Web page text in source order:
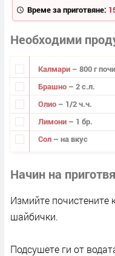
Време за приготвяне:
Необходими
Калмари – 800 г
Брашно – 2 с.л.
Олио – 1/2 ч.ч.
Лимони – 1 бр.
Сол – на вкус
Начин на
Измийте почистените
шайбички.
Подсушете ги от